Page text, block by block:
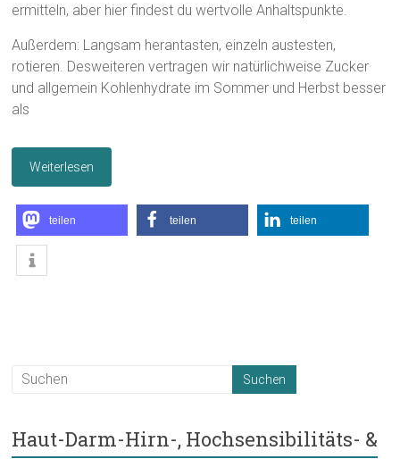
ermitteln, aber hier findest du wertvolle Anhaltspunkte.
Außerdem: Langsam herantasten, einzeln austesten,
rotieren. Desweiteren vertragen wir natürlichweise Zucker
und allgemein Kohlenhydrate im Sommer und Herbst besser
als
Weiterlesen
teilen teilen teilen
Haut-Darm-Hirn-, Hochsensibilitäts- &